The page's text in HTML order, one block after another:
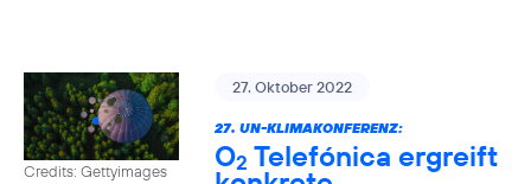
Credits: Gettyimages
27. Oktober 2022
27. UN-KLIMAKONFERENZ:
O2 Telefónica ergreift